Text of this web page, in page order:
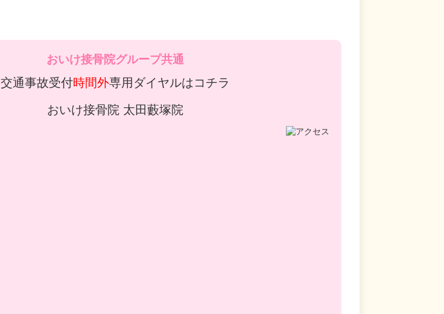
おいけ接骨院グループ共通
交通事故受付時間外専用ダイヤルはコチラ
おいけ接骨院 太田藪塚院